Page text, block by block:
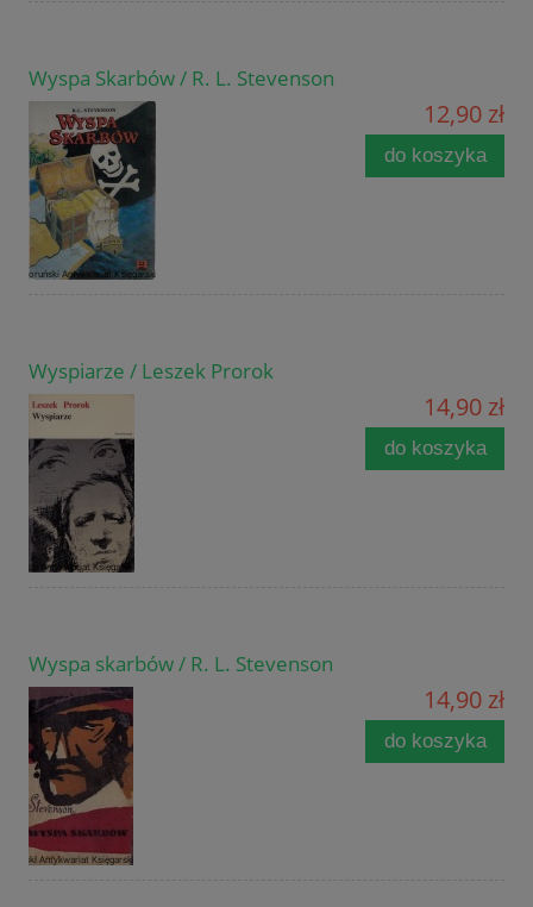
Wyspa Skarbów / R. L. Stevenson
12,90 zł
do koszyka
Wyspiarze / Leszek Prorok
14,90 zł
do koszyka
Wyspa skarbów / R. L. Stevenson
14,90 zł
do koszyka